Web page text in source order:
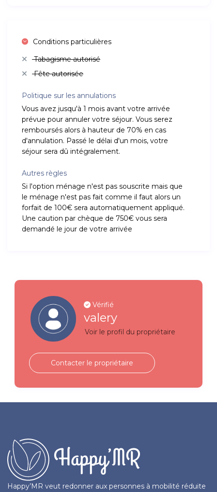
Conditions particulières
Tabagisme autorisé
Fête autorisée
Politique sur les annulations
Vous avez jusqu'à 1 mois avant votre arrivée
prévue pour annuler votre séjour. Vous serez
remboursés alors à hauteur de 70% en cas
d'annulation. Passé le délai d'un mois, votre
séjour sera dû intégralement.
Autres règles
Si l'option ménage n'est pas souscrite mais que
le ménage n'est pas fait comme il faut alors un
forfait de 100€ sera automatiquement appliqué.
Une caution par chèque de 750€ vous sera
demandé le jour de votre arrivée
Vérifié
valery
Voir le profil du propriétaire
Contacter le propriétaire
Happy’MR veut redonner aux personnes à mobilité réduite